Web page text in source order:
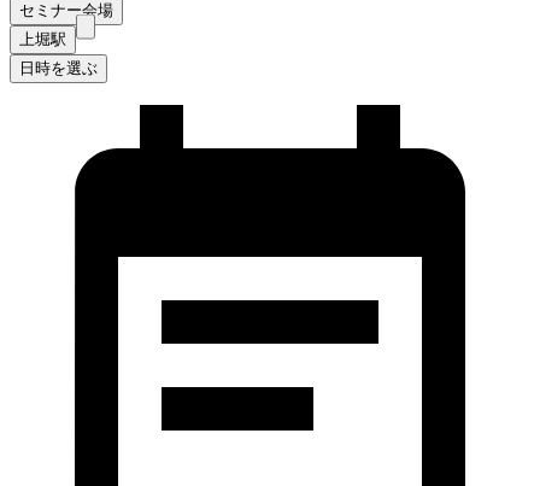
セミナー会場
上堀駅
日時を選ぶ